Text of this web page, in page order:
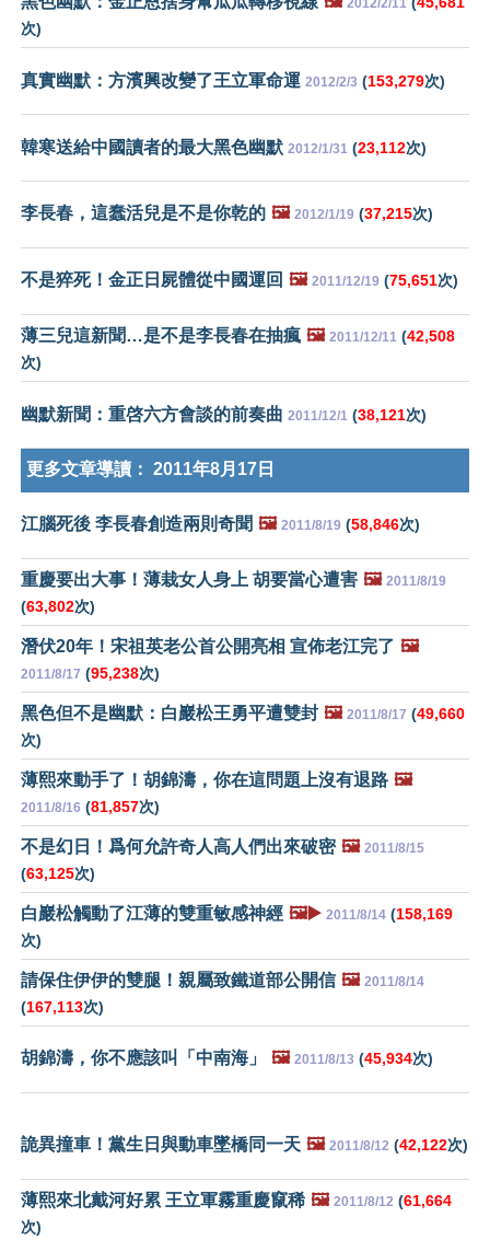
2012/2/11
次)
真實幽默：方濱興改變了王立軍命運 2012/2/3 (153,279次)
韓寒送給中國讀者的最大黑色幽默 2012/1/31 (23,112次)
李長春，這蠢活兒是不是你乾的 🖼️ 2012/1/19 (37,215次)
不是猝死！金正日屍體從中國運回 🖼️ 2011/12/19 (75,651次)
薄三兒這新聞…是不是李長春在抽瘋 🖼️ 2011/12/11 (42,508
次)
幽默新聞：重啓六方會談的前奏曲 2011/12/1 (38,121次)
更多文章導讀： 2011年8月17日
江腦死後 李長春創造兩則奇聞 🖼️ 2011/8/19 (58,846次)
重慶要出大事！薄栽女人身上 胡要當心遭害 🖼️ 2011/8/19
(63,802次)
潛伏20年！宋祖英老公首公開亮相 宣佈老江完了 🖼️
2011/8/17 (95,238次)
黑色但不是幽默：白巖松王勇平遭雙封 🖼️ 2011/8/17 (49,660
次)
薄熙來動手了！胡錦濤，你在這問題上沒有退路 🖼️
2011/8/16 (81,857次)
不是幻日！爲何允許奇人高人們出來破密 🖼️ 2011/8/15
(63,125次)
白巖松觸動了江薄的雙重敏感神經 🖼️▶️ 2011/8/14 (158,169
次)
請保住伊伊的雙腿！親屬致鐵道部公開信 🖼️ 2011/8/14
(167,113次)
胡錦濤，你不應該叫「中南海」 🖼️ 2011/8/13 (45,934次)
詭異撞車！黨生日與動車墜橋同一天 🖼️ 2011/8/12 (42,122次)
薄熙來北戴河好累 王立軍霧重慶竄稀 🖼️ 2011/8/12 (61,664
次)